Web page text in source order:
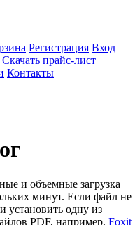
Регистрация Вход
Скачать прайс-лист
Контакты
и объемные загрузка
минут. Если файл не
установить одну из
PDF, например, Foxit